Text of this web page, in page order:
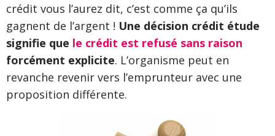
crédit vous l’aurez dit, c’est comme ça qu’ils
gagnent de l’argent ! Une décision crédit étude
signifie que le crédit est refusé sans raison
forcément explicite. L’organisme peut en
revanche revenir vers l’emprunteur avec une
proposition différente.